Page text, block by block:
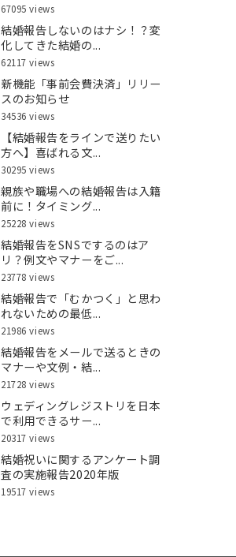
67095 views
結婚報告しないのはナシ！？変
化してきた結婚の...
62117 views
新機能「事前会費決済」リリー
スのお知らせ
34536 views
【結婚報告をラインで送りたい
方へ】喜ばれる文...
30295 views
親族や職場への結婚報告は入籍
前に！タイミング...
25228 views
結婚報告をSNSでするのはア
リ？例文やマナーをご...
23778 views
結婚報告で「むかつく」と思わ
れないための最低...
21986 views
結婚報告をメールで送るときの
マナーや文例・結...
21728 views
ウェディングレジストリを日本
で利用できるサー...
20317 views
結婚祝いに関するアンケート調
査の実施報告2020年版
19517 views